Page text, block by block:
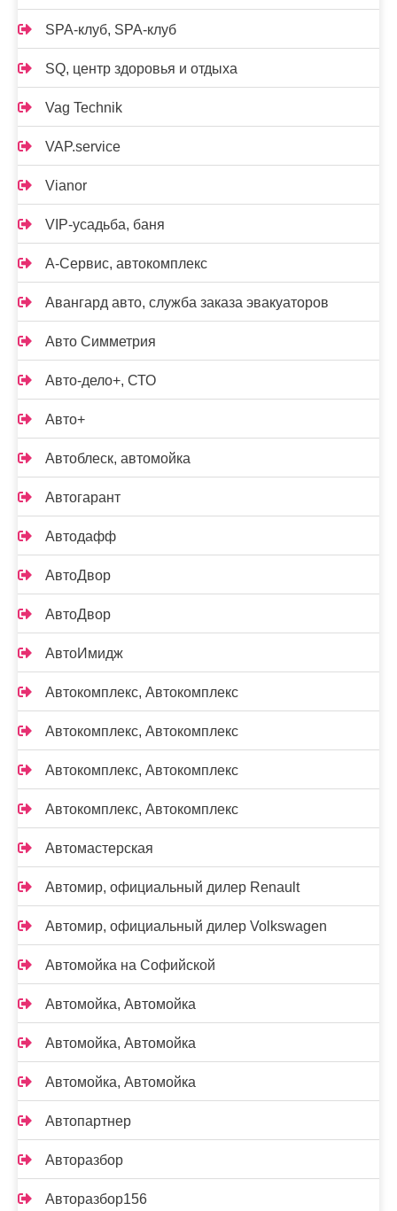
SPA-клуб, SPA-клуб
SQ, центр здоровья и отдыха
Vag Technik
VAP.service
Vianor
VIP-усадьба, баня
А-Сервис, автокомплекс
Авангард авто, служба заказа эвакуаторов
Авто Симметрия
Авто-дело+, СТО
Авто+
Автоблеск, автомойка
Автогарант
Автодафф
АвтоДвор
АвтоДвор
АвтоИмидж
Автокомплекс, Автокомплекс
Автокомплекс, Автокомплекс
Автокомплекс, Автокомплекс
Автокомплекс, Автокомплекс
Автомастерская
Автомир, официальный дилер Renault
Автомир, официальный дилер Volkswagen
Автомойка на Софийской
Автомойка, Автомойка
Автомойка, Автомойка
Автомойка, Автомойка
Автопартнер
Авторазбор
Авторазбор156